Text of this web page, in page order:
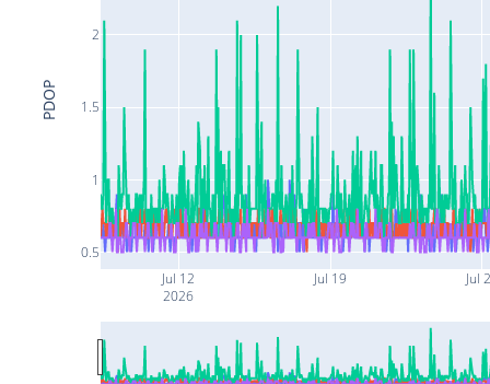
Jul 12
2026
Jul 19 Jul
0.5
1
1.5
2
PDOP